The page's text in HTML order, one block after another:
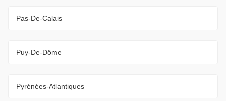
Pas-De-Calais
Puy-De-Dôme
Pyrénées-Atlantiques